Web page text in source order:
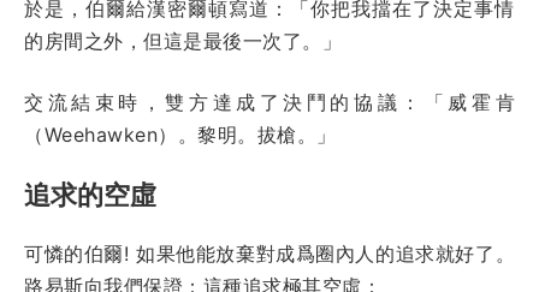
於是，伯爾給漢密爾頓寫道：「你把我擋在了決定事情
的房間之外，但這是最後一次了。」
交流結束時，雙方達成了決鬥的協議：「威霍肯
（Weehawken）。黎明。拔槍。」
追求的空虛
可憐的伯爾! 如果他能放棄對成爲圈內人的追求就好了。
路易斯向我們保證：這種追求極其空虛：